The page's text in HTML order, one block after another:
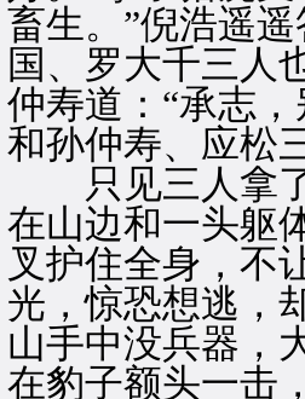
畜生。”倪浩遥
国、罗大千三人
仲寿道：“承志
和孙仲寿、应松
只见三人拿了
在山边和一头躯
叉护住全身，不
光，惊恐想逃，
山手中没兵器，
在豹子额头一击